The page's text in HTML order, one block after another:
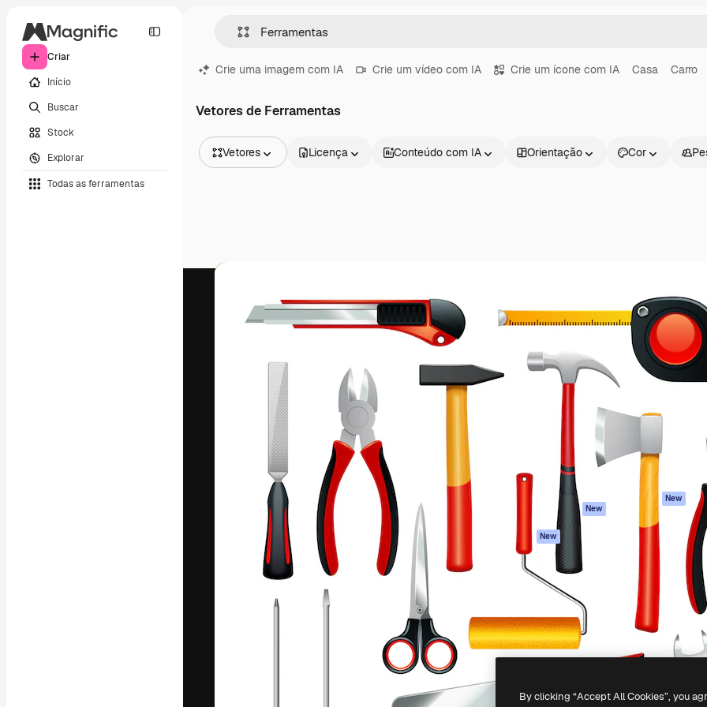
Criar
Início
Buscar
Stock
Explorar
Todas as ferramentas
Crie uma imagem com IA Crie um vídeo com IA Crie um ícone com IA Casa Carro
Vetores de Ferramentas
Vetores
Vídeos
Modelos de vídeos
Licença Conteúdo com IA Orientação Cor
A plataforma criativa para você direcionar
seu melhor trabalho. Mais de 1 milhão de
assinantes entre criativos, empresas,
agências e estúdios.
Português
Spaces
Assistente de IA
Gerador de vídeos
Texto para voz
Conteúdo de stock
MCP para
Claude/ChatGPT
New
Agentes New
App móvel
Começar
Academy
Documentação
condições
Política de
privacidade
Originais
New
Política de
Central de
confiabilidade
Afiliados
Empresas
Freepik Company S.L.U. Todos os direitos reservados.
By clicking “Accept All Cookies”, you